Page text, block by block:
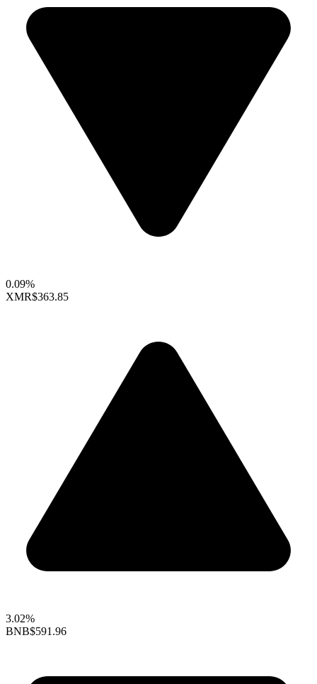
0.09%
XMR$363.85
3.02%
BNB$591.96